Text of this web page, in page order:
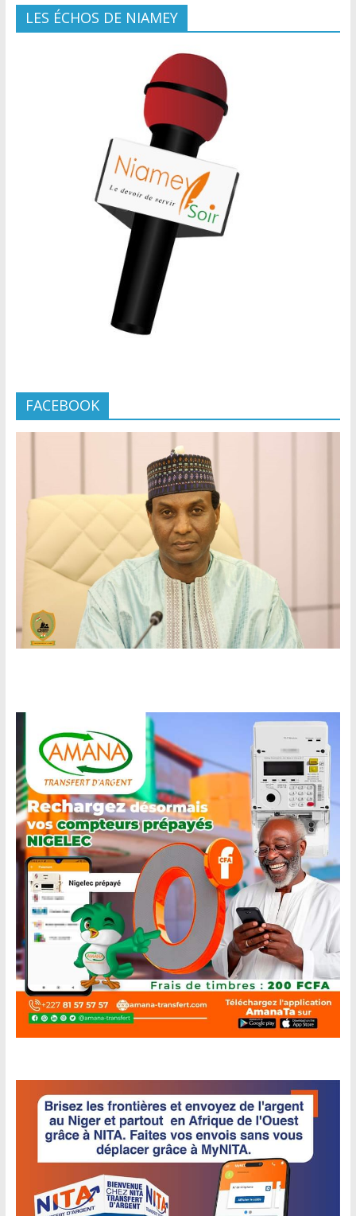
LES ÉCHOS DE NIAMEY
FACEBOOK